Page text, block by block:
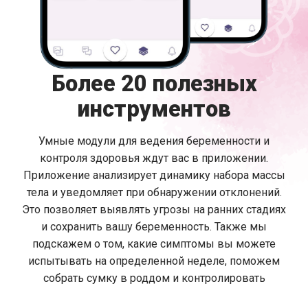
Более 20 полезных
инструментов
Умные модули для ведения беременности и
контроля здоровья ждут вас в приложении.
Приложение анализирует динамику набора массы
тела и уведомляет при обнаружении отклонений.
Это позволяет выявлять угрозы на ранних стадиях
и сохранить вашу беременность. Также мы
подскажем о том, какие симптомы вы можете
испытывать на определенной неделе, поможем
собрать сумку в роддом и контролировать